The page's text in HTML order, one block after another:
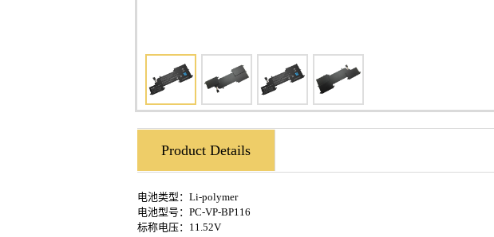
Product Details
电池类型：Li-polymer
电池型号：PC-VP-BP116
标称电压：11.52V